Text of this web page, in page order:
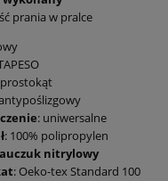
prania w pralce
: uniwersalne
: 100% polipropylen
nitrylowy
: Oeko-tex Standard 100